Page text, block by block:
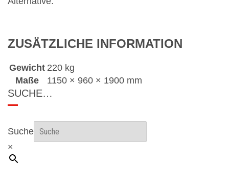
ZUSÄTZLICHE INFORMATION
Gewicht 220 kg
Maße
1150 × 960 × 1900 mm
SUCHE…
Suche
×